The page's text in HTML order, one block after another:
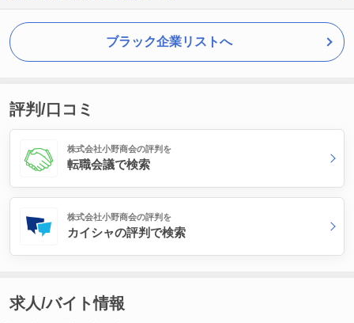
ブラック企業リストへ
評判/口コミ
株式会社小野商会の評判を
転職会議で検索
株式会社小野商会の評判を
カイシャの評判で検索
求人/バイト情報